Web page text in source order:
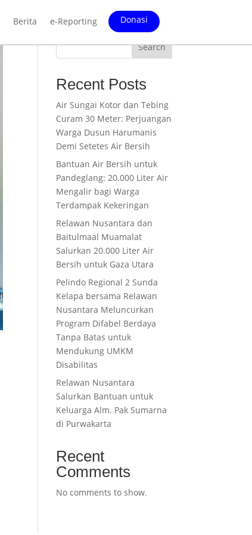
Berita e-Reporting Donasi
Search
Recent Posts
Air Sungai Kotor dan Tebing
Curam 30 Meter: Perjuangan
Warga Dusun Harumanis
Demi Setetes Air Bersih
Bantuan Air Bersih untuk
Pandeglang: 20.000 Liter Air
Mengalir bagi Warga
Terdampak Kekeringan
Relawan Nusantara dan
Baitulmaal Muamalat
Salurkan 20.000 Liter Air
Bersih untuk Gaza Utara
Pelindo Regional 2 Sunda
Kelapa bersama Relawan
Nusantara Meluncurkan
Program Difabel Berdaya
Tanpa Batas untuk
Mendukung UMKM
Disabilitas
Relawan Nusantara
Salurkan Bantuan untuk
Keluarga Alm. Pak Sumarna
di Purwakarta
Recent
Comments
No comments to show.